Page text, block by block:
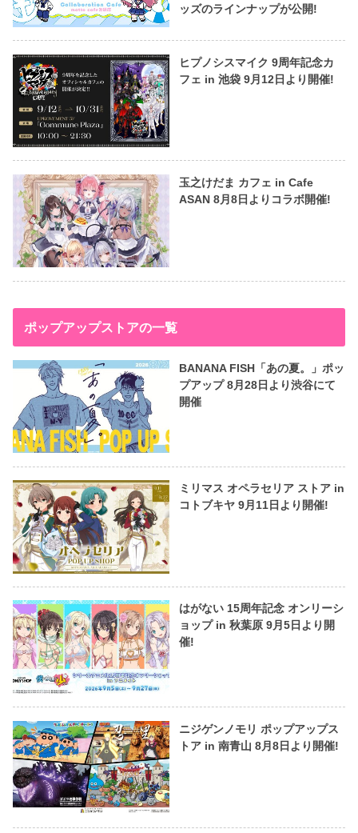
ッズのラインナップが公開!
ヒプノシスマイク 9周年記念カ
フェ in 池袋 9月12日より開催!
玉之けだま カフェ in Cafe
ASAN 8月8日よりコラボ開催!
ポップアップストアの一覧
BANANA FISH「あの夏。」ポッ
プアップ 8月28日より渋谷にて
開催
ミリマス オペラセリア ストア in
コトブキヤ 9月11日より開催!
はがない 15周年記念 オンリーシ
ョップ in 秋葉原 9月5日より開
催!
ニジゲンノモリ ポップアップス
トア in 南青山 8月8日より開催!